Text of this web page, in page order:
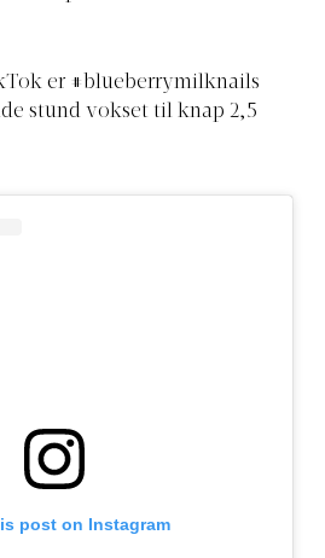
er #blueberrymilknails
stund vokset til knap 2,5
post on Instagram